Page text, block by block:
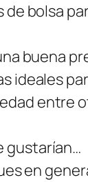
bolsa
buena
ideales
entre
gustarían…
en